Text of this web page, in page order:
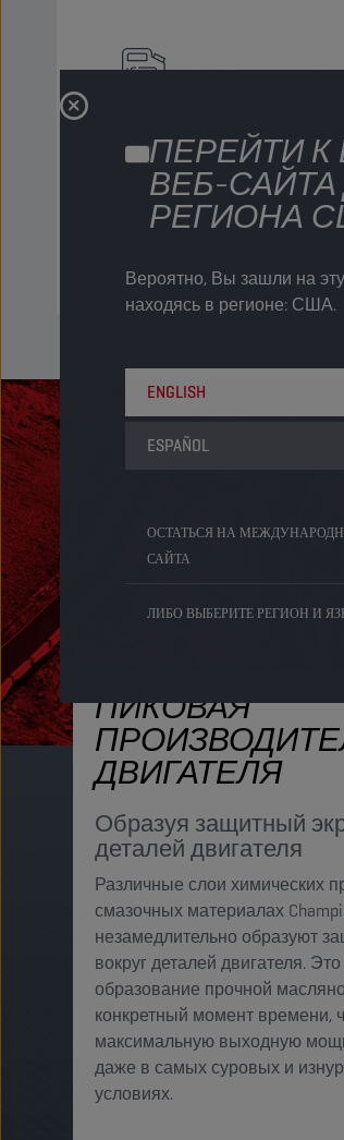
ПЕРЕЙТИ
ВЕБ-
РЕГИОНА
Вероятно, Вы зашли на
находясь в регионе: США.
ENGLISH
ESPAÑOL
ОСТАТЬСЯ НА
САЙТА
ЛИБО ВЫБЕРИТЕ РЕГИОН И
205 LT
1000 LT IBC
ПИКОВАЯ
ДВИГАТЕЛЯ
Образуя защитный
деталей двигателя
Различные слои химических
смазочных материалах
незамедлительно образуют
вокруг деталей двигателя.
образование прочной
конкретный момент времени,
максимальную выходную
даже в самых суровых и
условиях. ​